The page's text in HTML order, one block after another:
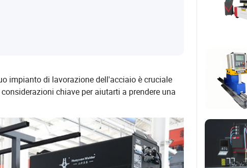
impianto di lavorazione dell'acciaio è cruciale
chiave per aiutarti a prendere una